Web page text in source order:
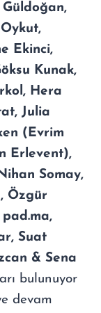
Ekinci,
Kunak,
Hera
Julia
(Evrim
Erlevent),
Somay,
Özgür
Suat
& Sena
bulunuyor
devam